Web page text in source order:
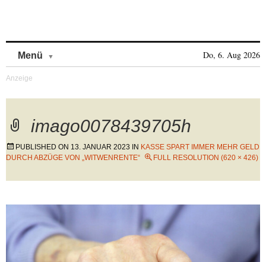
Menü Do, 6. Aug 2026
imago0078439705h
PUBLISHED ON 13. JANUAR 2023 IN KASSE SPART IMMER MEHR GELD
DURCH ABZÜGE VON „WITWENRENTE“
FULL RESOLUTION (620 × 426)